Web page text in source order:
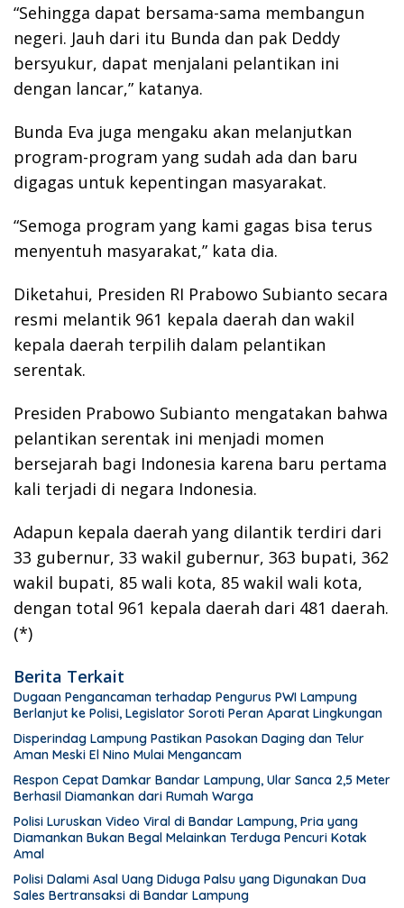
“Sehingga dapat bersama-sama membangun
negeri. Jauh dari itu Bunda dan pak Deddy
bersyukur, dapat menjalani pelantikan ini
dengan lancar,” katanya.
Bunda Eva juga mengaku akan melanjutkan
program-program yang sudah ada dan baru
digagas untuk kepentingan masyarakat.
“Semoga program yang kami gagas bisa terus
menyentuh masyarakat,” kata dia.
Diketahui, Presiden RI Prabowo Subianto secara
resmi melantik 961 kepala daerah dan wakil
kepala daerah terpilih dalam pelantikan
serentak.
Presiden Prabowo Subianto mengatakan bahwa
pelantikan serentak ini menjadi momen
bersejarah bagi Indonesia karena baru pertama
kali terjadi di negara Indonesia.
Adapun kepala daerah yang dilantik terdiri dari
33 gubernur, 33 wakil gubernur, 363 bupati, 362
wakil bupati, 85 wali kota, 85 wakil wali kota,
dengan total 961 kepala daerah dari 481 daerah.
(*)
Berita Terkait
Dugaan Pengancaman terhadap Pengurus PWI Lampung
Berlanjut ke Polisi, Legislator Soroti Peran Aparat Lingkungan
Disperindag Lampung Pastikan Pasokan Daging dan Telur
Aman Meski El Nino Mulai Mengancam
Respon Cepat Damkar Bandar Lampung, Ular Sanca 2,5 Meter
Berhasil Diamankan dari Rumah Warga
Polisi Luruskan Video Viral di Bandar Lampung, Pria yang
Diamankan Bukan Begal Melainkan Terduga Pencuri Kotak
Amal
Polisi Dalami Asal Uang Diduga Palsu yang Digunakan Dua
Sales Bertransaksi di Bandar Lampung